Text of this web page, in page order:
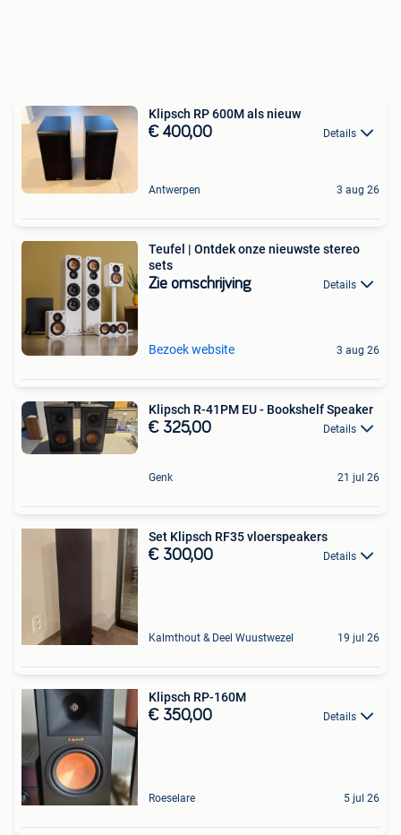
Klipsch RP 600M als nieuw
€ 400,00 Details
Antwerpen 3 aug 26
Teufel | Ontdek onze nieuwste stereo
sets
Zie omschrijving Details
Bezoek website 3 aug 26
Klipsch R-41PM EU - Bookshelf Speaker
€ 325,00 Details
Genk 21 jul 26
Set Klipsch RF35 vloerspeakers
€ 300,00 Details
Kalmthout & Deel Wuustwezel 19 jul 26
Klipsch RP-160M
€ 350,00 Details
Roeselare 5 jul 26